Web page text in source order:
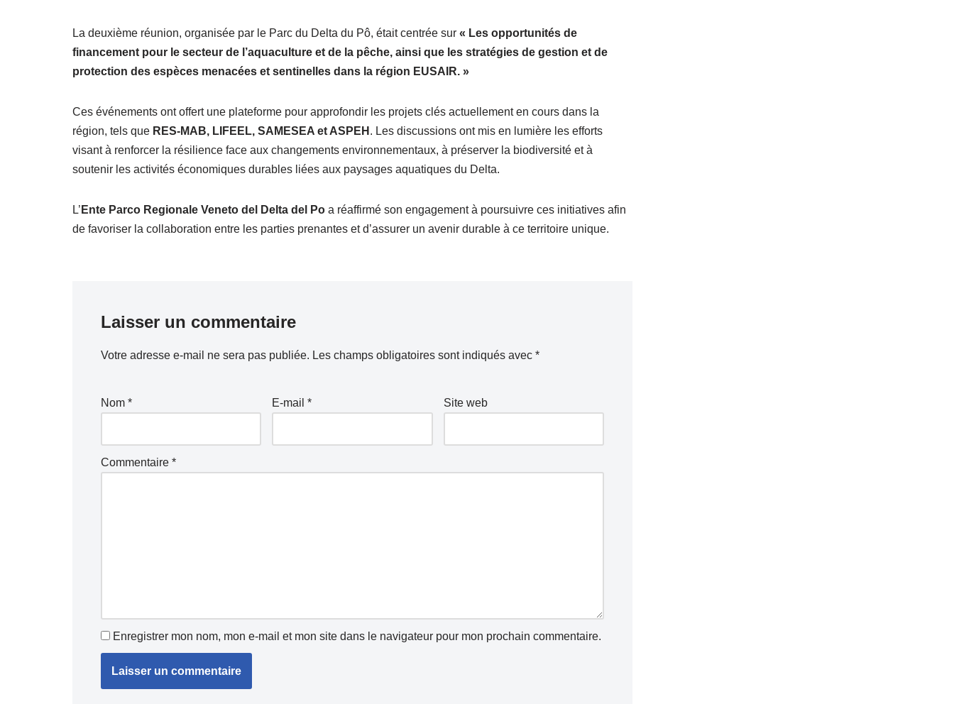
La deuxième réunion, organisée par le Parc du Delta du Pô, était centrée sur « Les opportunités de
financement pour le secteur de l’aquaculture et de la pêche, ainsi que les stratégies de gestion et de
protection des espèces menacées et sentinelles dans la région EUSAIR. »
Ces événements ont offert une plateforme pour approfondir les projets clés actuellement en cours dans la
région, tels que RES-MAB, LIFEEL, SAMESEA et ASPEH . Les discussions ont mis en lumière les efforts
visant à renforcer la résilience face aux changements environnementaux, à préserver la biodiversité et à
soutenir les activités économiques durables liées aux paysages aquatiques du Delta.
L’ Ente Parco Regionale Veneto del Delta del Po a réaffirmé son engagement à poursuivre ces initiatives afin
de favoriser la collaboration entre les parties prenantes et d’assurer un avenir durable à ce territoire unique.
Laisser un commentaire
Votre adresse e-mail ne sera pas publiée. Les champs obligatoires sont indiqués avec *
Nom * E-mail* Site web
Commentaire *
Enregistrer mon nom, mon e-mail et mon site dans le navigateur pour mon prochain commentaire.